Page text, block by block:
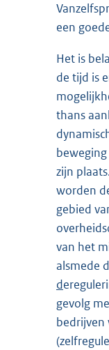
een
Het is
de tijd is
thans
zijn
worden
gebied
van het
alsmede
d
gevolg
bedrijven